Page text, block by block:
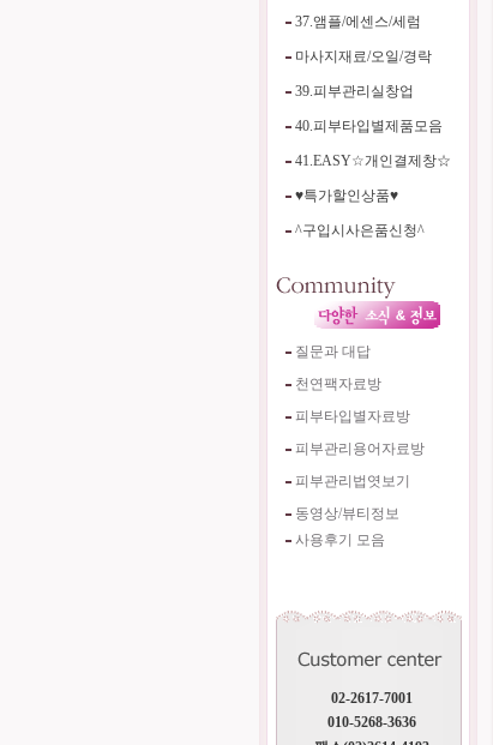
37.앰플/에센스/세럼
마사지재료/오일/경락
39.피부관리실창업
40.피부타입별제품모음
41.EASY☆개인결제창☆
♥특가할인상품♥
^구입시사은품신청^
질문과 대답
천연팩자료방
피부타입별자료방
피부관리용어자료방
피부관리법엿보기
동영상/뷰티정보
사용후기 모음
02-2617-7001
010-5268-3636